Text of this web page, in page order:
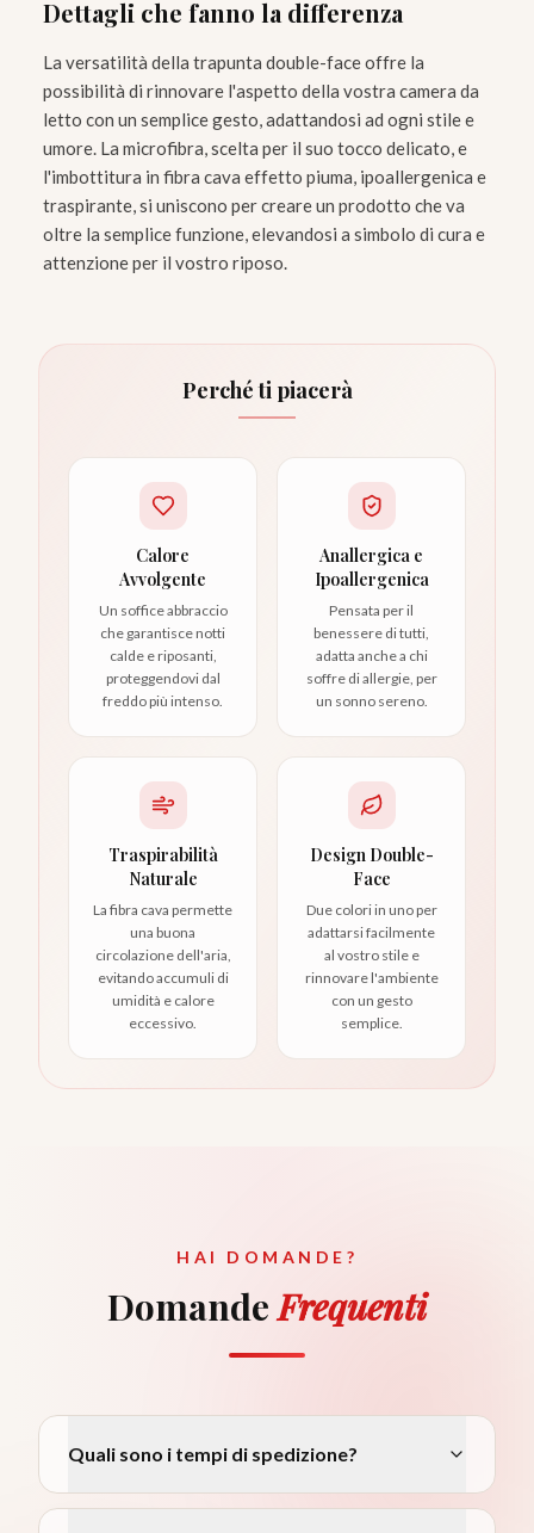
Dettagli che fanno la differenza
La versatilità della trapunta double-face offre la
possibilità di rinnovare l'aspetto della vostra camera da
letto con un semplice gesto, adattandosi ad ogni stile e
umore. La microfibra, scelta per il suo tocco delicato, e
l'imbottitura in fibra cava effetto piuma, ipoallergenica e
traspirante, si uniscono per creare un prodotto che va
oltre la semplice funzione, elevandosi a simbolo di cura e
attenzione per il vostro riposo.
Perché ti piacerà
Calore
Avvolgente
Un soffice abbraccio
che garantisce notti
calde e riposanti,
proteggendovi dal
freddo più intenso.
Anallergica e
Ipoallergenica
Pensata per il
benessere di tutti,
adatta anche a chi
soffre di allergie, per
un sonno sereno.
Traspirabilità
Naturale
La fibra cava permette
una buona
circolazione dell'aria,
evitando accumuli di
umidità e calore
eccessivo.
Design Double-
Face
Due colori in uno per
adattarsi facilmente
al vostro stile e
rinnovare l'ambiente
con un gesto
semplice.
HAI DOMANDE?
DomandeFrequenti
Quali sono i tempi di spedizione?